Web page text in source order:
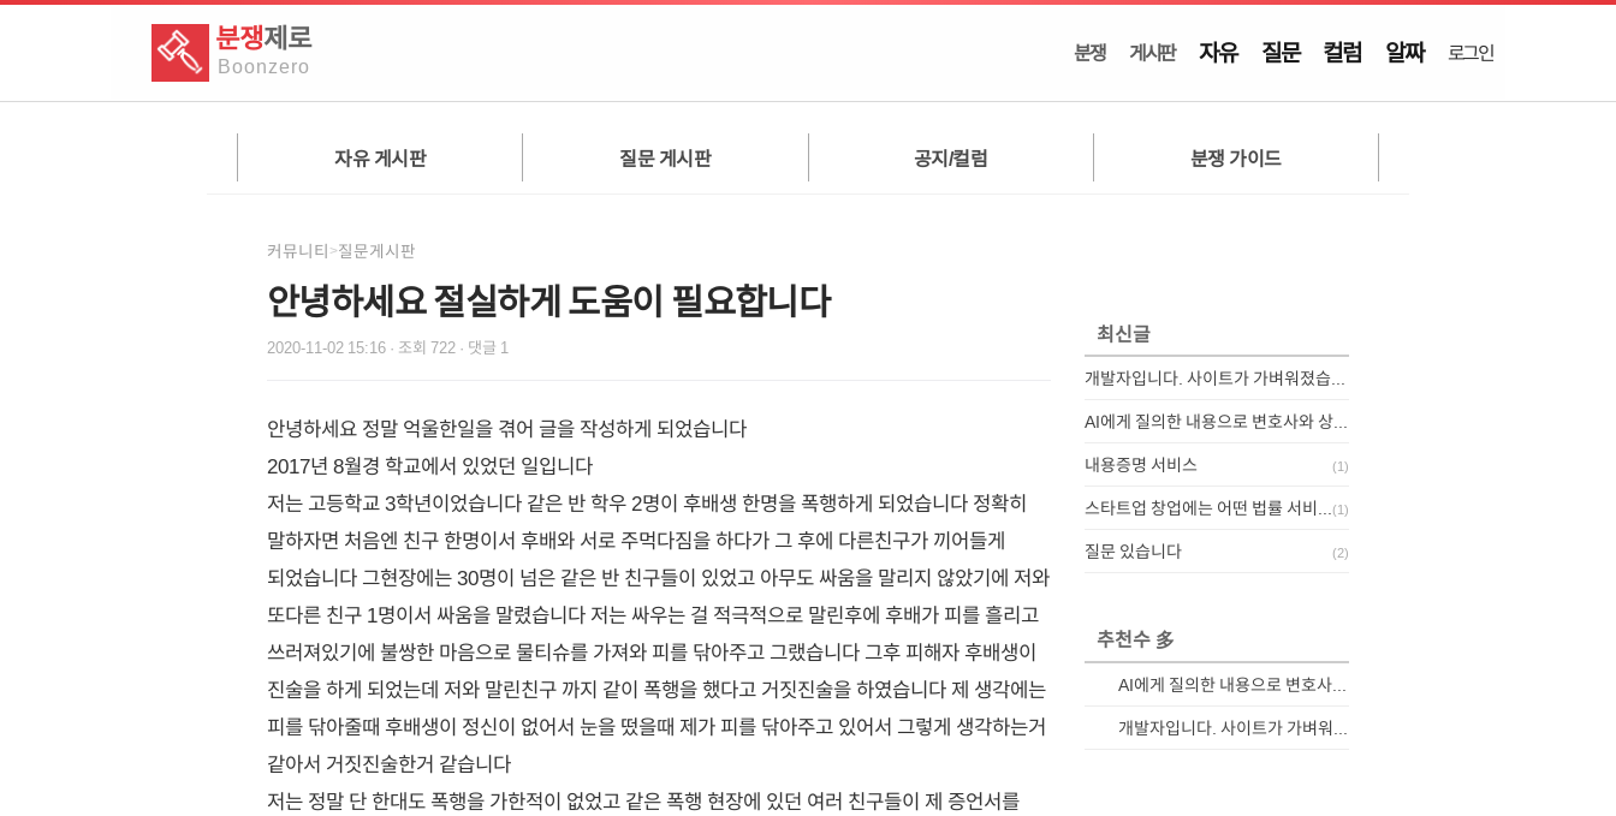
분쟁제로
Boonzero 분쟁 게시판 자유 질문 컬럼 알짜 로그인
자유 게시판 질문 게시판 공지/컬럼 분쟁 가이드
커뮤니티>질문게시판
안녕하세요 절실하게 도움이 필요합니다
2020-11-02 15:16 · 조회 722 · 댓글 1
안녕하세요 정말 억울한일을 겪어 글을 작성하게 되었습니다
2017년 8월경 학교에서 있었던 일입니다
저는 고등학교 3학년이었습니다 같은 반 학우 2명이 후배생 한명을 폭행하게 되었습니다 정확히
말하자면 처음엔 친구 한명이서 후배와 서로 주먹다짐을 하다가 그 후에 다른친구가 끼어들게
되었습니다 그현장에는 30명이 넘은 같은 반 친구들이 있었고 아무도 싸움을 말리지 않았기에 저와
또다른 친구 1명이서 싸움을 말렸습니다 저는 싸우는 걸 적극적으로 말린후에 후배가 피를 흘리고
쓰러져있기에 불쌍한 마음으로 물티슈를 가져와 피를 닦아주고 그랬습니다 그후 피해자 후배생이
진술을 하게 되었는데 저와 말린친구 까지 같이 폭행을 했다고 거짓진술을 하였습니다 제 생각에는
피를 닦아줄때 후배생이 정신이 없어서 눈을 떴을때 제가 피를 닦아주고 있어서 그렇게 생각하는거
같아서 거짓진술한거 같습니다
저는 정말 단 한대도 폭행을 가한적이 없었고 같은 폭행 현장에 있던 여러 친구들이 제 증언서를
최신글
개발자입니다. 사이트가 가벼워졌습니다.
AI에게 질의한 내용으로 변호사와 상담하기
내용증명 서비스
(1)
스타트업 창업에는 어떤 법률 서비스가 필요할까요?(1)
질문 있습니다 (2)
추천수 多
AI에게 질의한 내용으로 변호사와 상담하기
개발자입니다. 사이트가 가벼워졌습니다.